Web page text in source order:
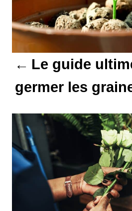
g
a
o
n
d
e
l
Le guide
germer les